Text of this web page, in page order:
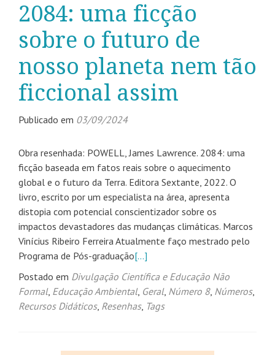
2084: uma ficção
sobre o futuro de
nosso planeta nem tão
ficcional assim
Publicado em 03/09/2024
Obra resenhada: POWELL, James Lawrence. 2084: uma
ficção baseada em fatos reais sobre o aquecimento
global e o futuro da Terra. Editora Sextante, 2022. O
livro, escrito por um especialista na área, apresenta
distopia com potencial conscientizador sobre os
impactos devastadores das mudanças climáticas. Marcos
Vinícius Ribeiro Ferreira Atualmente faço mestrado pelo
Programa de Pós-graduação[…]
Postado em Divulgação Científica e Educação Não
Formal, Educação Ambiental, Geral, Número 8, Números,
Recursos Didáticos, Resenhas, Tags